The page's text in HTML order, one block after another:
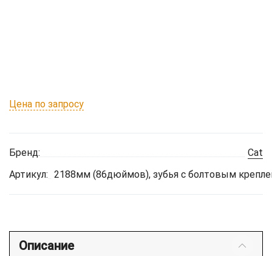
Цена по запросу
Бренд:
Cat
Артикул: 2188мм (86дюймов), зубья с болтовым
Описание